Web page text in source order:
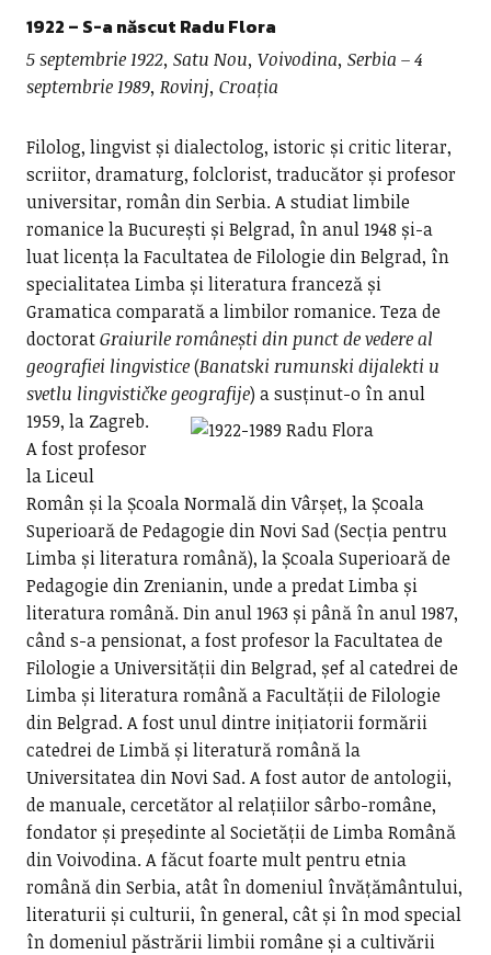
1922 – S-a născut Radu Flora
5 septembrie 1922, Satu Nou, Voivodina, Serbia – 4
septembrie 1989, Rovinj, Croația
Filolog, lingvist și dialectolog, istoric și critic literar,
scriitor, dramaturg, folclorist, traducător și profesor
universitar, român din Serbia. A studiat limbile
romanice la București și Belgrad, în anul 1948 și-a
luat licența la Facultatea de Filologie din Belgrad, în
specialitatea Limba și literatura franceză și
Gramatica comparată a limbilor romanice. Teza de
doctoratGraiurile românești din punct de vedere al
geografiei lingvistice(Banatski rumunski dijalekti u
svetlu lingvističke geografije) a susținut-o în anul
1959, la Zagreb.
A fost profesor
la Liceul
Român și la Școala Normală din Vârșeț, la Școala
Superioară de Pedagogie din Novi Sad (Secția pentru
Limba și literatura română), la Școala Superioară de
Pedagogie din Zrenianin, unde a predat Limba și
literatura română. Din anul 1963 și până în anul 1987,
când s-a pensionat, a fost profesor la Facultatea de
Filologie a Universității din Belgrad, șef al catedrei de
Limba și literatura română a Facultății de Filologie
din Belgrad. A fost unul dintre inițiatorii formării
catedrei de Limbă și literatură română la
Universitatea din Novi Sad. A fost autor de antologii,
de manuale, cercetător al relațiilor sârbo-române,
fondator și președinte al Societății de Limba Română
din Voivodina. A făcut foarte mult pentru etnia
română din Serbia, atât în domeniul învățământului,
literaturii și culturii, în general, cât și în mod special
în domeniul păstrării limbii române și a cultivării